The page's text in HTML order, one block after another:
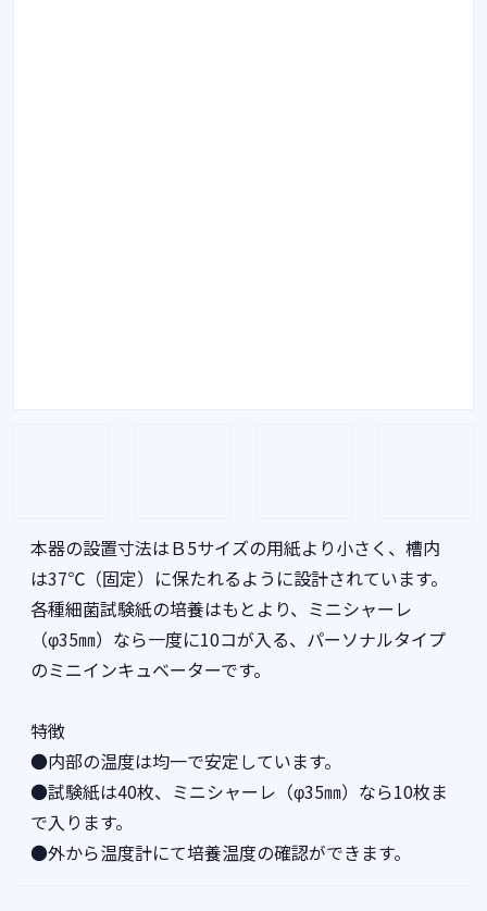
本器の設置寸法はＢ5サイズの用紙より小さく、槽内
は37℃（固定）に保たれるように設計されています。
各種細菌試験紙の培養はもとより、ミニシャーレ
（φ35㎜）なら一度に10コが入る、パーソナルタイプ
のミニインキュベーターです。
特徴
●内部の温度は均一で安定しています。
●試験紙は40枚、ミニシャーレ（φ35㎜）なら10枚ま
で入ります。
●外から温度計にて培養温度の確認ができます。